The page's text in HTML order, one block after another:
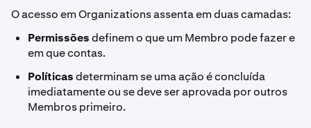
O acesso em Organizations assenta em duas camadas:
Permissõesdefinem o que um Membro pode fazer e
em que contas.
Políticasdeterminam se uma ação é concluída
imediatamente ou se deve ser aprovada por outros
Membros primeiro.